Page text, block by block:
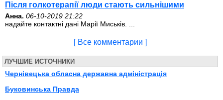
Після голкотерапії люди стають сильнішими
Анна. 06-10-2019 21:22
надайте контактні дані Марії Миськів. ...
[ Все комментарии ]
ЛУЧШИЕ ИСТОЧНИКИ
Чернівецька обласна державна адміністрація
Буковинська Правда